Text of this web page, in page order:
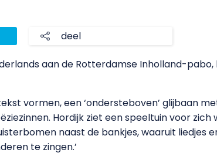
deel
aan de Rotterdamse Inholland-
vormen, een ‘ondersteboven’ glijbaan
Hordijk ziet een speeltuin voor
naast de bankjes, waaruit liedjes
te zingen.’